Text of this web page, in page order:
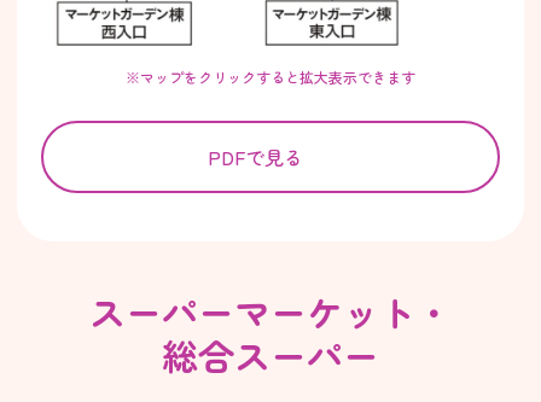
※マップをクリックすると拡大表示できます
PDFで見る
スーパーマーケット・
総合スーパー